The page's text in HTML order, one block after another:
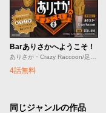
Barありさかへようこそ！
4話無料
同じジャンルの作品